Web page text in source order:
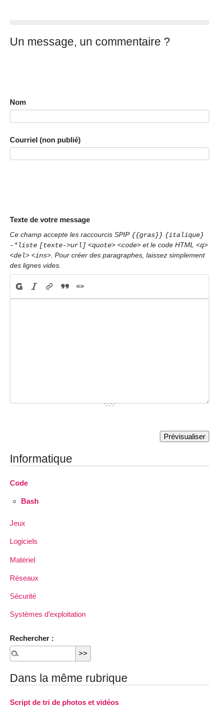
Un message, un commentaire ?
Nom
Courriel (non publié)
Texte de votre message
Ce champ accepte les raccourcis SPIP {{gras}} {italique}
-*liste [texte->url] <quote> <code> et le code HTML <q>
<del> <ins>. Pour créer des paragraphes, laissez simplement
des lignes vides.
Informatique
Code
Bash
Jeux
Logiciels
Matériel
Réseaux
Sécurité
Systèmes d’exploitation
Rechercher :
Dans la même rubrique
Script de tri de photos et vidéos